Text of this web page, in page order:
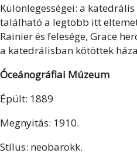
Különlegességei: a
található a legtöbb itt
Rainier és felesége, Grace
a katedrálisban kötöttek
Óceánográfiai Múzeum
Épült: 1889
Megnyitás: 1910.
Stílus: neobarokk.